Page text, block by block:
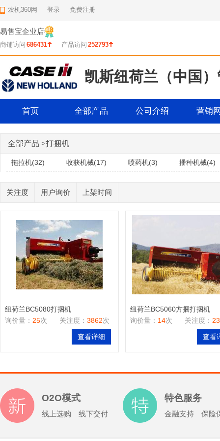
农机360网 登录 免费注册
易售宝企业店 18
年
商铺访问 686431 产品访问 252793
凯斯纽荷兰（中国
首页 全部产品 公司介绍 营销
全部产品 >打捆机
拖拉机(32) 收获机械(17) 喷药机(3) 播种机械(4)
关注度 用户询价 上架时间
纽荷兰BC5080打捆机
询价量： 25次 关注度： 3862次
查看详细
纽荷兰BC5060方捆打捆机
询价量： 14次 关注度：
查看
O2O模式
线上选购 线下交付
特色服务
金融支持 保险